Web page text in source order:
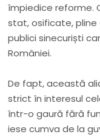
împiedice reforme.
stat, osificate, pline
publici sinecuriști
României.
De fapt, această
strict în interesul
într-o gaură fără
iese cumva de la